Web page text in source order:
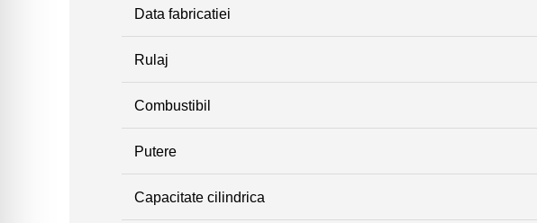
Data fabricatiei
Rulaj
Combustibil
Putere
Capacitate cilindrica